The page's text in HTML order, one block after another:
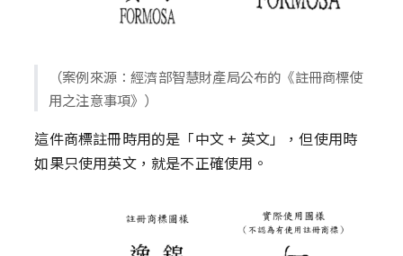
（案例來源：經濟部智慧財產局公布的《註冊商標使
用之注意事項》）
這件商標註冊時用的是「中文 + 英文」，但使用時
如果只使用英文，就是不正確使用。